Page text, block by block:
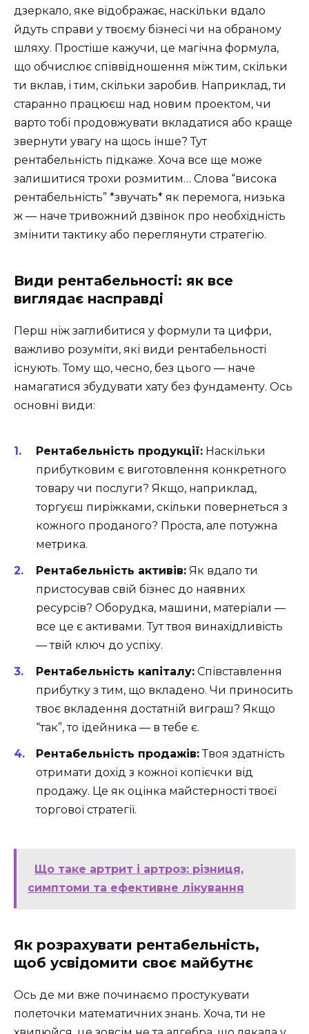
дзеркало, яке відображає, наскільки вдало
йдуть справи у твоєму бізнесі чи на обраному
шляху. Простіше кажучи, це магічна формула,
що обчислює співвідношення між тим, скільки
ти вклав, і тим, скільки заробив. Наприклад, ти
старанно працюєш над новим проектом, чи
варто тобі продовжувати вкладатися або краще
звернути увагу на щось інше? Тут
рентабельність підкаже. Хоча все ще може
залишитися трохи розмитим… Слова “висока
рентабельність” *звучать* як перемога, низька
ж — наче тривожний дзвінок про необхідність
змінити тактику або переглянути стратегію.
Види рентабельності: як все
виглядає насправді
Перш ніж заглибитися у формули та цифри,
важливо розуміти, які види рентабельності
існують. Тому що, чесно, без цього — наче
намагатися збудувати хату без фундаменту. Ось
основні види:
Рентабельність продукції: Наскільки
прибутковим є виготовлення конкретного
товару чи послуги? Якщо, наприклад,
торгуєш пиріжками, скільки повернеться з
кожного проданого? Проста, але потужна
метрика.
Рентабельність активів: Як вдало ти
пристосував свій бізнес до наявних
ресурсів? Оборудка, машини, матеріали —
все це є активами. Тут твоя винахідливість
— твій ключ до успіху.
Рентабельність капіталу: Співставлення
прибутку з тим, що вкладено. Чи приносить
твоє вкладення достатній виграш? Якщо
“так”, то ідейника — в тебе є.
Рентабельність продажів:Твоя здатність
отримати дохід з кожної копієчки від
продажу. Це як оцінка майстерності твоєї
торгової стратегії.
Що таке артрит і артроз: різниця,
симптоми та ефективне лікування
Як розрахувати рентабельність,
щоб усвідомити своє майбутнє
Ось де ми вже починаємо простукувати
полеточки математичних знань. Хоча, ти не